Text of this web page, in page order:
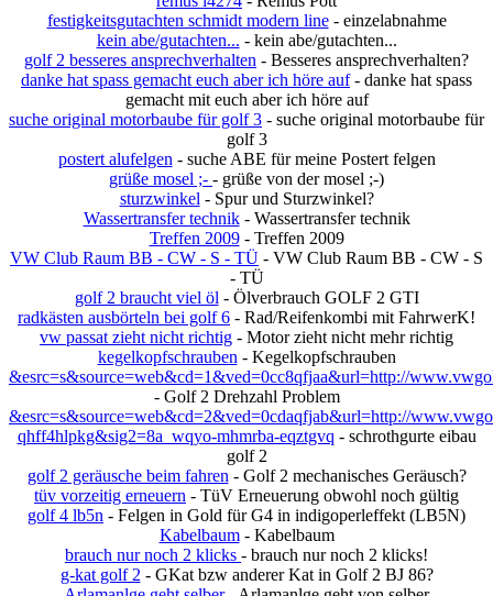
festigkeitsgutachten schmidt modern line- einzelabnahme
kein abe/gutachten... - kein abe/gutachten...
golf 2 besseres ansprechverhalten - Besseres ansprechverhalten?
danke hat spass gemacht euch aber ich höre auf- danke hat spass
gemacht mit euch aber ich höre auf
suche original motorbaube für golf 3 - suche original motorbaube für
golf 3
postert alufelgen - suche ABE für meine Postert felgen
grüße mosel ;- - grüße von der mosel ;-)
sturzwinkel - Spur und Sturzwinkel?
Wassertransfer technik- Wassertransfer technik
Treffen 2009- Treffen 2009
VW Club Raum BB - CW - S - TÜ - VW Club Raum BB - CW - S
- TÜ
golf 2 braucht viel öl - Ölverbrauch GOLF 2 GTI
radkästen ausbörteln bei golf 6 - Rad/Reifenkombi mit FahrwerK!
vw passat zieht nicht richtig - Motor zieht nicht mehr richtig
kegelkopfschrauben - Kegelkopfschrauben
&esrc=s&source=web&cd=1&ved=0cc8qfjaa&url=http://
- Golf 2 Drehzahl Problem
&esrc=s&source=web&cd=2&ved=0cdaqfjab&url=http://
qhff4hlpkg&sig2=8a_wqyo-mhmrba-eqztgvq - schrothgurte eibau
golf 2
golf 2 geräusche beim fahren - Golf 2 mechanisches Geräusch?
tüv vorzeitig erneuern - TüV Erneuerung obwohl noch gültig
golf 4 lb5n - Felgen in Gold für G4 in indigoperleffekt (LB5N)
Kabelbaum- Kabelbaum
brauch nur noch 2 klicks - brauch nur noch 2 klicks!
g-kat golf 2 - GKat bzw anderer Kat in Golf 2 BJ 86?